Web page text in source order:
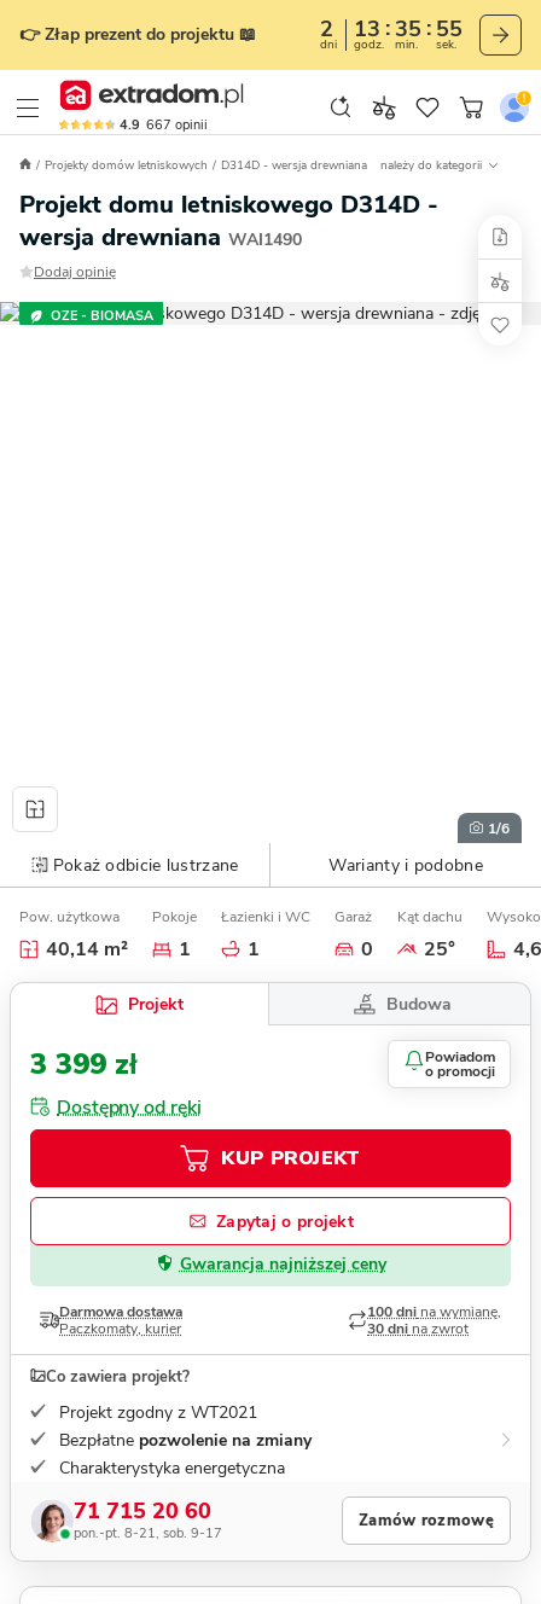
👉 Złap prezent do projektu 📖 2
dni
13
godz.
35
min.
54
sek.
4.9 667 opinii
Projekty domów letniskowych D314D - wersja drewniana należy do kategorii
Projekt domu letniskowego D314D -
wersja drewniana WAI1490
Dodaj opinię
OZE - BIOMASA
1/6
Pokaż odbicie lustrzane Warianty i podobne
Pow. użytkowa
40,14 m²
Pokoje
1
Łazienki i WC
1
Garaż
0
Kąt dachu
25°
Projekt Budowa
3 399 zł Powiadom
o promocji
Dostępny od ręki
KUP PROJEKT
Zapytaj o projekt
Gwarancja najniższej ceny
Darmowa dostawa
Paczkomaty, kurier
100 dni na wymianę,
30 dni na zwrot
Co zawiera projekt?
Projekt zgodny z WT2021
Bezpłatne pozwolenie na zmiany
Charakterystyka energetyczna
71 715 20 60
pon.-pt. 8-21, sob. 9-17
Zamów rozmowę